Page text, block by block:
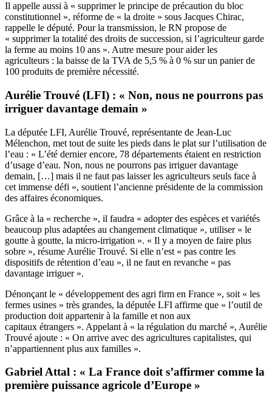
Il appelle aussi à « supprimer le principe de précaution du bloc
constitutionnel », réforme de « la droite » sous Jacques Chirac,
rappelle le député. Pour la transmission, le RN propose de
« supprimer la totalité des droits de succession, si l’agriculteur garde
la ferme au moins 10 ans ». Autre mesure pour aider les
agriculteurs : la baisse de la TVA de 5,5 % à 0 % sur un panier de
100 produits de première nécessité.
Aurélie Trouvé (LFI) : « Non, nous ne pourrons pas
irriguer davantage demain »
La députée LFI, Aurélie Trouvé, représentante de Jean-Luc
Mélenchon, met tout de suite les pieds dans le plat sur l’utilisation de
l’eau : « L’été dernier encore, 78 départements étaient en restriction
d’usage d’eau. Non, nous ne pourrons pas irriguer davantage
demain, […] mais il ne faut pas laisser les agriculteurs seuls face à
cet immense défi », soutient l’ancienne présidente de la commission
des affaires économiques.
Grâce à la « recherche », il faudra « adopter des espèces et variétés
beaucoup plus adaptées au changement climatique », utiliser « le
goutte à goutte, la micro-irrigation ». « Il y a moyen de faire plus
sobre », résume Aurélie Trouvé. Si elle n’est « pas contre les
dispositifs de rétention d’eau », il ne faut en revanche « pas
davantage irriguer ».
Dénonçant le « développement des agri firm en France », soit « les
fermes usines » très grandes, la députée LFI affirme que « l’outil de
production doit appartenir à la famille et non aux
capitaux étrangers ». Appelant à « la régulation du marché », Aurélie
Trouvé ajoute : « On arrive avec des agricultures capitalistes, qui
n’appartiennent plus aux familles ».
Gabriel Attal : « La France doit s’affirmer comme la
première puissance agricole d’Europe »